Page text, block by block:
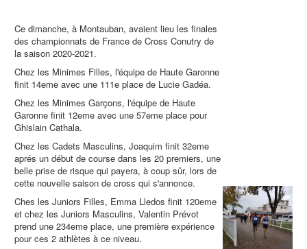
Ce dimanche, à Montauban, avaient lieu les finales
des championnats de France de Cross Conutry de
la saison 2020-2021.
Chez les Minimes Filles, l'équipe de Haute Garonne
finit 14eme avec une 111e place de Lucie Gadéa.
Chez les Minimes Garçons, l'équipe de Haute
Garonne finit 12eme avec une 57eme place pour
Ghislain Cathala.
Chez les Cadets Masculins, Joaquim finit 32eme
aprés un début de course dans les 20 premiers, une
belle prise de risque qui payera, à coup sûr, lors de
cette nouvelle saison de cross qui s'annonce.
Ches les Juniors Filles, Emma Lledos finit 120eme
et chez les Juniors Masculins, Valentin Prévot
prend une 234eme place, une première expérience
pour ces 2 athlètes à ce niveau.